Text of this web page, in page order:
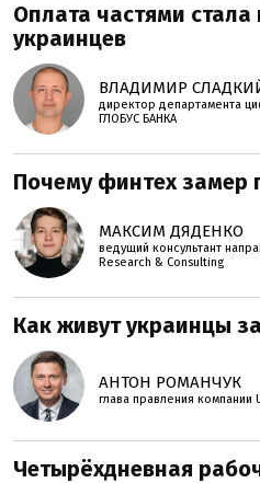
Оплата частями
украинцев
ВЛАДИМИР
директор департамента
ГЛОБУС БАНКА
Почему финтех замер
МАКСИМ ДЯДЕНКО
ведущий консультант
Research & Consulting
Как живут украинцы
АНТОН РОМАНЧУК
глава правления компании
Четырёхдневная